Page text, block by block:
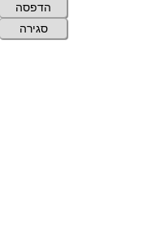
הדפסה
סגירה